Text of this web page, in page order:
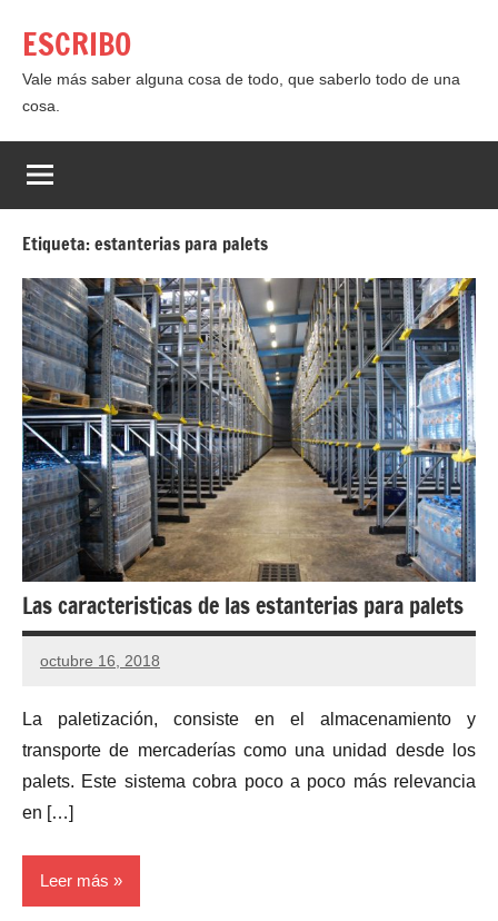
contenido
ESCRIBO
Vale más saber alguna cosa de todo, que saberlo todo de una
cosa.
Etiqueta:estanterias para palets
Las caracteristicas de las estanterias para palets
octubre 16, 2018
La paletización, consiste en el almacenamiento y
transporte de mercaderías como una unidad desde los
palets. Este sistema cobra poco a poco más relevancia
en […]
Leer más